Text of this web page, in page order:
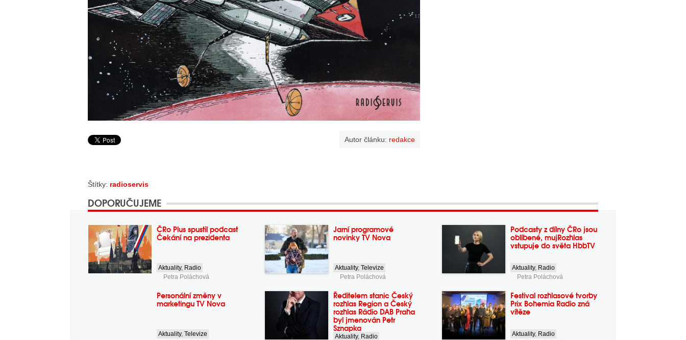
Autor článku: redakce
Štítky: radioservis
DOPORUČUJEME
ČRo Plus spustil podcast
Čekání na prezidenta
Aktuality, Radio
Petra Poláchová
Jarní programové
novinky TV Nova
Aktuality,Televize
Petra Poláchová
Podcasty z dílny ČRo jsou
oblíbené, mujRozhlas
vstupuje do světa HbbTV
Aktuality, Radio
Petra Poláchová
Personální změny v
marketingu TV Nova
Aktuality,Televize
Ředitelem stanic Český
rozhlas Region a Český
rozhlas Rádio DAB Praha
byl jmenován Petr
Sznapka
Aktuality, Radio
Festival rozhlasové tvorby
Prix Bohemia Radio zná
vítěze
Aktuality, Radio